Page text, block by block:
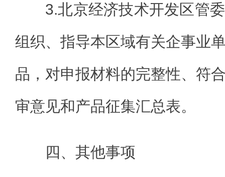
3.北京经济技术开发区管
组织、指导本区域有关企事业
品，对申报材料的完整性、符
审意见和产品征集汇总表。
四、其他事项